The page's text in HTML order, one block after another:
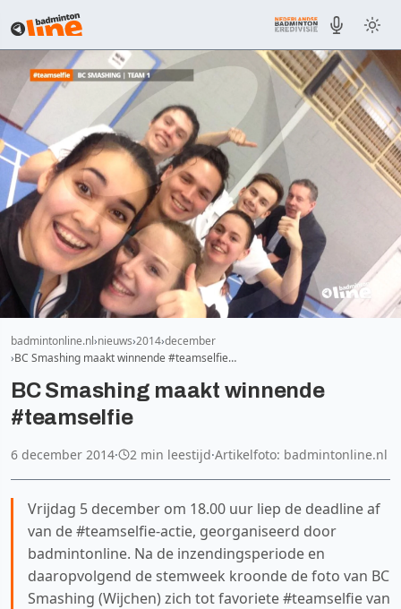
badmintonline.nl nieuws 2014 december
BC Smashing maakt winnende #teamselfie…
BC Smashing maakt winnende
#teamselfie
6 december 2014· 2 min leestijd·Artikelfoto: badmintonline.nl
Vrijdag 5 december om 18.00 uur liep de deadline af
van de #teamselfie-actie, georganiseerd door
badmintonline. Na de inzendingsperiode en
daaropvolgend de stemweek kroonde de foto van BC
Smashing (Wijchen) zich tot favoriete #teamselfie van